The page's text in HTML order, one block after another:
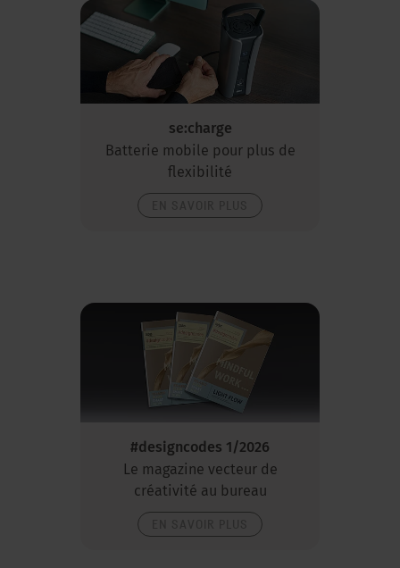
se:charge
Batterie mobile pour plus de
flexibilité
#designcodes 1/2026
Le magazine vecteur de
créativité au bureau